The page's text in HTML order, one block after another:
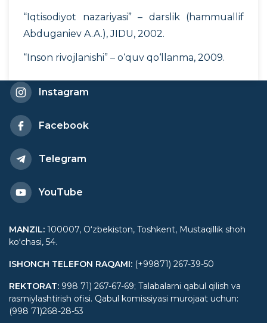
“Iqtisodiyot nazariyasi” – darslik (hammuallif
Abduganiev A.A.), JIDU, 2002.
“Inson rivojlanishi” – o‘quv qo‘llanma, 2009.
Instagram
Facebook
Telegram
YouTube
MANZIL: 100007, Oʻzbekiston, Toshkent, Mustaqillik shoh
koʻchasi, 54.
ISHONCH TELEFON RAQAMI: (+99871) 267-39-50
REKTORAT: 998 71) 267-67-69; Talabalarni qabul qilish va
rasmiylashtirish ofisi. Qabul komissiyasi murojaat uchun:
(998 71)268-28-53